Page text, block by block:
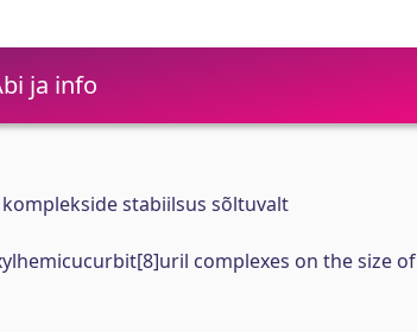
ja info
stabiilsus sõltuvalt
complexes on the size of